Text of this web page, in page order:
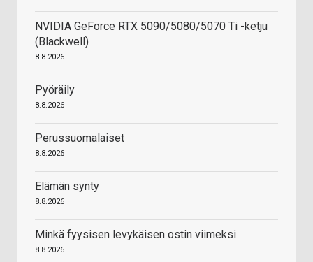
NVIDIA GeForce RTX 5090/5080/5070 Ti -ketju
(Blackwell)
8.8.2026
Pyöräily
8.8.2026
Perussuomalaiset
8.8.2026
Elämän synty
8.8.2026
Minkä fyysisen levykäisen ostin viimeksi
8.8.2026